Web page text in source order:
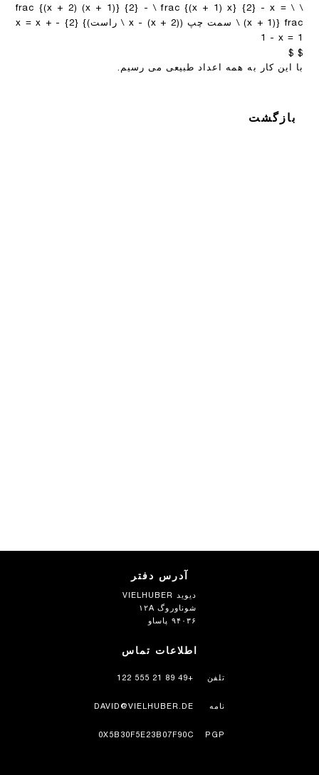
\ frac {(x + 2) (x + 1)} {2} - \ frac {(x + 1) x} {2} - x = \
frac {(x + 1) \ سمت چپ ((x + 2) - x \ راست)} {2} - x = x +
1 - x = 1
$ $
با این کار به همه اعداد طبیعی می رسیم.
بازگشت
آدرس دفتر
دیوید VIELHUBER
شوناوروگ ۱۲A
۹۴۰۳۶ پاساو
اطلاعات تماس
تلفن +49 89 21 555 122
نامه DAVID@VIELHUBER.DE
PGP
0X5B30F5E23B07F90C